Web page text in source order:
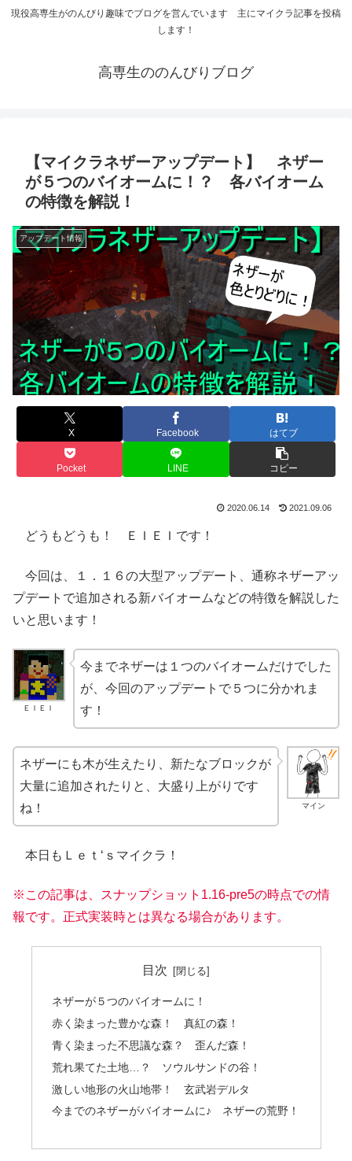
現役高専生がのんびり趣味でブログを営んでいます 主にマイクラ記事を投稿
します！
高専生ののんびりブログ
【マイクラネザーアップデート】 ネザー
が５つのバイオームに！？ 各バイオーム
の特徴を解説！
アップデート情報
X Facebook はてブ
Pocket LINE コピー
2020.06.14 2021.09.06
どうもどうも！ ＥＩＥＩです！
今回は、１．１６の大型アップデート、通称ネザーアッ
プデートで追加される新バイオームなどの特徴を解説した
いと思います！
ＥＩＥＩ
今までネザーは１つのバイオームだけでした
が、今回のアップデートで５つに分かれま
す！
マイン
ネザーにも木が生えたり、新たなブロックが
大量に追加されたりと、大盛り上がりです
ね！
本日もＬｅｔ‘ｓマイクラ！
※この記事は、スナップショット1.16-pre5の時点での情
報です。正式実装時とは異なる場合があります。
目次
ネザーが５つのバイオームに！
赤く染まった豊かな森！ 真紅の森！
青く染まった不思議な森？ 歪んだ森！
荒れ果てた土地…？ ソウルサンドの谷！
激しい地形の火山地帯！ 玄武岩デルタ
今までのネザーがバイオームに♪ ネザーの荒野！